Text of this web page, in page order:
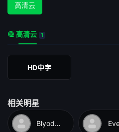
高清云
高清云 1
HD中字
相关明星
Blyodans